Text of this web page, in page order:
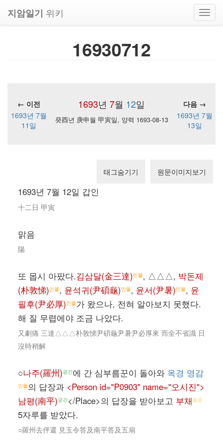
지암일기 위키
16930712
1693년 7월 12일
← 이전
다음 →
1693년 7월
11일
癸酉년 庚申월 甲寅일, 양력 1693-08-13
1693년 7월
13일
태그숨기기 원문이미지보기
1693년 7월 12일 갑인
十二日 甲寅
맑음
陽
또 몹시 아팠다.김삼달(金三達)인물, △△△, 박돈제
(朴敦悌)인물, 윤석귀(尹碩龜)인물, 윤서(尹暑)인물, 윤
필후(尹必厚)인물가 왔으나, 전혀 알아보지 못했다.
해 질 무렵에야 조금 나았다.
又劇痛 三達△△△朴敦悌尹碩龜尹暑尹必厚來 而全不省識 日
沒時稍解
○나주(羅州)공간에 간 심부름꾼이 돌아와 옥경 영감
인물의 답장과 <Person id="P0903" name="오시진">
남평(南平)공간</Place>의 답장을 받아보고 부채 물품
5자루를 받았다.
○羅州去伻還 見玉令答及南平答及五扇